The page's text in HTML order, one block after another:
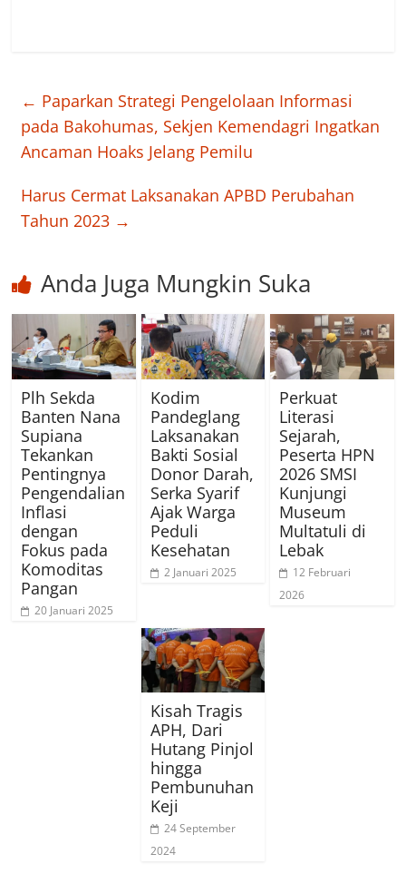
← Paparkan Strategi Pengelolaan Informasi
pada Bakohumas, Sekjen Kemendagri Ingatkan
Ancaman Hoaks Jelang Pemilu
Harus Cermat Laksanakan APBD Perubahan
Tahun 2023 →
Anda Juga Mungkin Suka
Plh Sekda
Banten Nana
Supiana
Tekankan
Pentingnya
Pengendalian
Inflasi
dengan
Fokus pada
Komoditas
Pangan
20 Januari 2025
Kodim
Pandeglang
Laksanakan
Bakti Sosial
Donor Darah,
Serka Syarif
Ajak Warga
Peduli
Kesehatan
2 Januari 2025
Perkuat
Literasi
Sejarah,
Peserta HPN
2026 SMSI
Kunjungi
Museum
Multatuli di
Lebak
12 Februari
2026
Kisah Tragis
APH, Dari
Hutang Pinjol
hingga
Pembunuhan
Keji
24 September
2024